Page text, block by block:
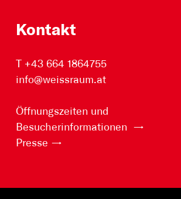
Kontakt
T +43 664 1864755
info@weissraum.at
Öffnungszeiten und
Besucherinformationen
Presse